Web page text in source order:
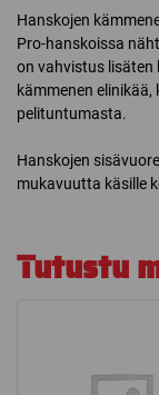
Hanskojen
Pro-hanskoissa
on vahvistus lisäten
kämmenen
pelituntumasta.
Hanskojen
mukavuutta käsille
Tutustu